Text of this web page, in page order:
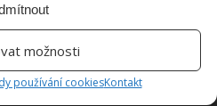
možnosti
používání cookiesKontakt
Kolář